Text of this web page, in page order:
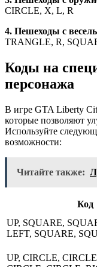
CIRCLE, X, L, R
4. Пешеходы с
TRANGLE, R,
Коды на
персонажа
В игре GTA Liberty
которые позволяют
Используйте
возможности:
Читайте также:
Код
UP, SQUARE,
LEFT, SQUARE,
UP, CIRCLE,